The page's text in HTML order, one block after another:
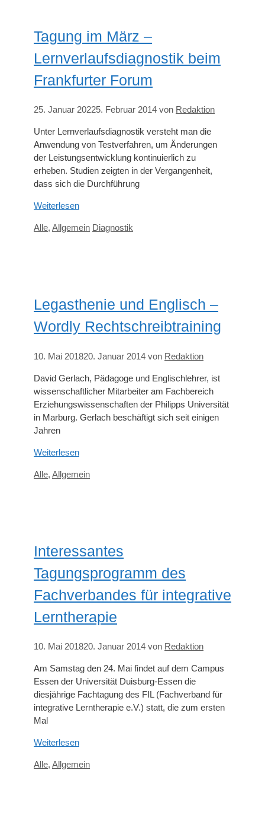
Tagung im März –
Lernverlaufsdiagnostik beim
Frankfurter Forum
25. Januar 20225. Februar 2014 von Redaktion
Unter Lernverlaufsdiagnostik versteht man die
Anwendung von Testverfahren, um Änderungen
der Leistungsentwicklung kontinuierlich zu
erheben. Studien zeigten in der Vergangenheit,
dass sich die Durchführung
Weiterlesen
Kategorien
Alle, Allgemein Schlagwörter
Diagnostik
Legasthenie und Englisch –
Wordly Rechtschreibtraining
10. Mai 201820. Januar 2014 von Redaktion
David Gerlach, Pädagoge und Englischlehrer, ist
wissenschaftlicher Mitarbeiter am Fachbereich
Erziehungswissenschaften der Philipps Universität
in Marburg. Gerlach beschäftigt sich seit einigen
Jahren
Weiterlesen
Kategorien
Alle, Allgemein
Interessantes
Tagungsprogramm des
Fachverbandes für integrative
Lerntherapie
10. Mai 201820. Januar 2014 von Redaktion
Am Samstag den 24. Mai findet auf dem Campus
Essen der Universität Duisburg-Essen die
diesjährige Fachtagung des FIL (Fachverband für
integrative Lerntherapie e.V.) statt, die zum ersten
Mal
Weiterlesen
Kategorien
Alle, Allgemein